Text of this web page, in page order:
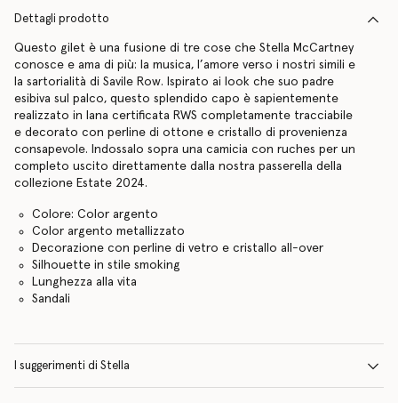
Dettagli prodotto
Questo gilet è una fusione di tre cose che Stella McCartney
conosce e ama di più: la musica, l’amore verso i nostri simili e
la sartorialità di Savile Row. Ispirato ai look che suo padre
esibiva sul palco, questo splendido capo è sapientemente
realizzato in lana certificata RWS completamente tracciabile
e decorato con perline di ottone e cristallo di provenienza
consapevole. Indossalo sopra una camicia con ruches per un
completo uscito direttamente dalla nostra passerella della
collezione Estate 2024.
Colore: Color argento
Color argento metallizzato
Decorazione con perline di vetro e cristallo all-over
Silhouette in stile smoking
Lunghezza alla vita
Sandali
I suggerimenti di Stella